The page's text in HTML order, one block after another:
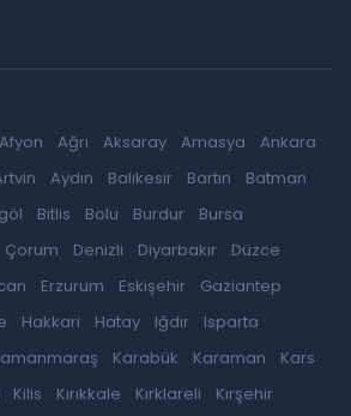
Afyon Ağrı Aksaray Amasya
Ankara
Aydın Balıkesir Bartın
Batman
Bitlis Bolu Burdur
Bursa
Çorum Denizli Diyarbakır
Düzce
Erzurum Eskişehir
Gaziantep
Hakkari Hatay Iğdır
Isparta
Karabük Karaman
Kars
Kilis Kırıkkale Kırklareli
Kırşehir